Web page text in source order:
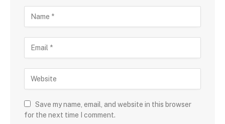
Save my name, email, and website in this browser
for the next time I comment.